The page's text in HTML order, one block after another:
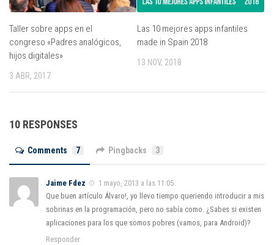
Taller sobre apps en el
congreso «Padres analógicos,
hijos digitales»
3 ABR, 2017
Las 10 mejores apps infantiles
made in Spain 2018
13 NOV, 2018
10 RESPONSES
Comments 7 Pingbacks 3
Jaime Fdez
1 mayo, 2013 a las 11:05
Que buen artículo Álvaro!, yo llevo tiempo queriendo introducir a mis
sobrinas en la programación, pero no sabía como. ¿Sabes si existen
aplicaciones para los que somos pobres (vamos, para Android)?
Responder